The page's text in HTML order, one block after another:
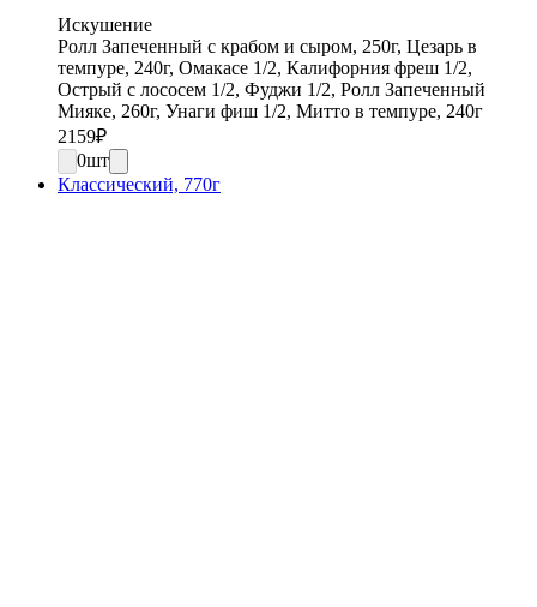
Искушение
Ролл Запеченный с крабом и сыром, 250г, Цезарь в
темпуре, 240г, Омакасе 1/2, Калифорния фреш 1/2,
Острый с лососем 1/2, Фуджи 1/2, Ролл Запеченный
Мияке, 260г, Унаги фиш 1/2, Митто в темпуре, 240г
2159₽
0шт
Классический, 770г